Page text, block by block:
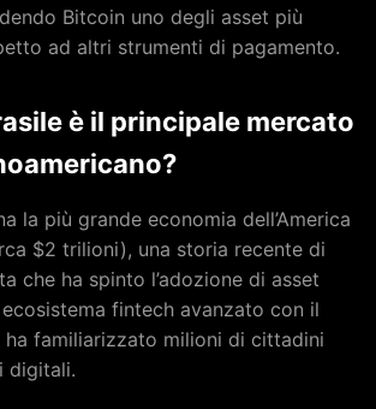
Bitcoin uno degli asset più
ad altri strumenti di pagamento.
è il principale mercato
la più grande economia dell’America
$2 trilioni), una storia recente di
che ha spinto l’adozione di asset
fintech avanzato con il
ha familiarizzato milioni di cittadini
digitali.